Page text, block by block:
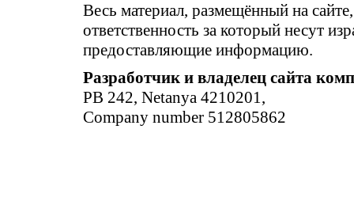
Весь материал, размещённый на
ответственность за который несут
предоставляющие информацию.
Разработчик и владелец сайта
PB 242, Netanya 4210201,
Company number 512805862